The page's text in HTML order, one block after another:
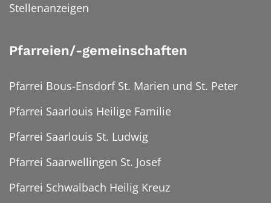
Stellenanzeigen
Pfarreien/-gemeinschaften
Pfarrei Bous-Ensdorf St. Marien und St. Peter
Pfarrei Saarlouis Heilige Familie
Pfarrei Saarlouis St. Ludwig
Pfarrei Saarwellingen St. Josef
Pfarrei Schwalbach Heilig Kreuz